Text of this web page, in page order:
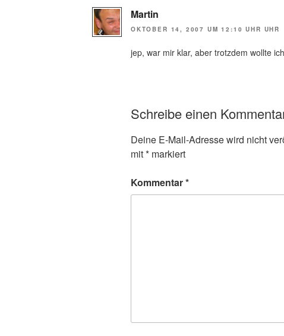
Martin
OKTOBER 14, 2007 UM 12:10 UHR UHR
jep, war mir klar, aber trotzdem wollte
Schreibe einen
Deine E-Mail-Adresse wird nicht
mit* markiert
Kommentar*